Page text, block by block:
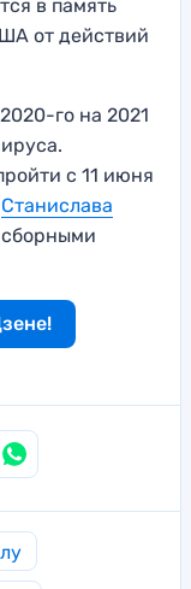
в память
от действий
го на 2021
с 11 июня
Станислава
сборными